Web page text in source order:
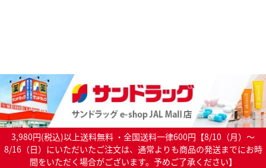
3,980円(税込)以上送料無料 ・全国送料一律600円【8/10（月）～
8/16（日）にいただいたご注文は、通常よりも商品の発送までにお時
間をいただく場合がございます。予めご了承ください】